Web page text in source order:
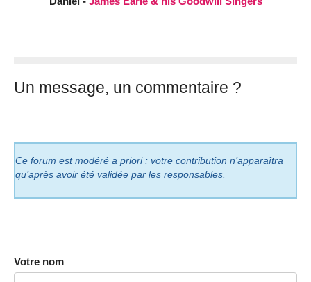
Un message, un commentaire ?
Ce forum est modéré a priori : votre contribution n’apparaîtra
qu’après avoir été validée par les responsables.
Votre nom